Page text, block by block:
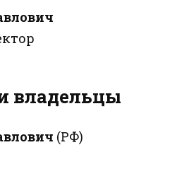
владельцы
(РФ)